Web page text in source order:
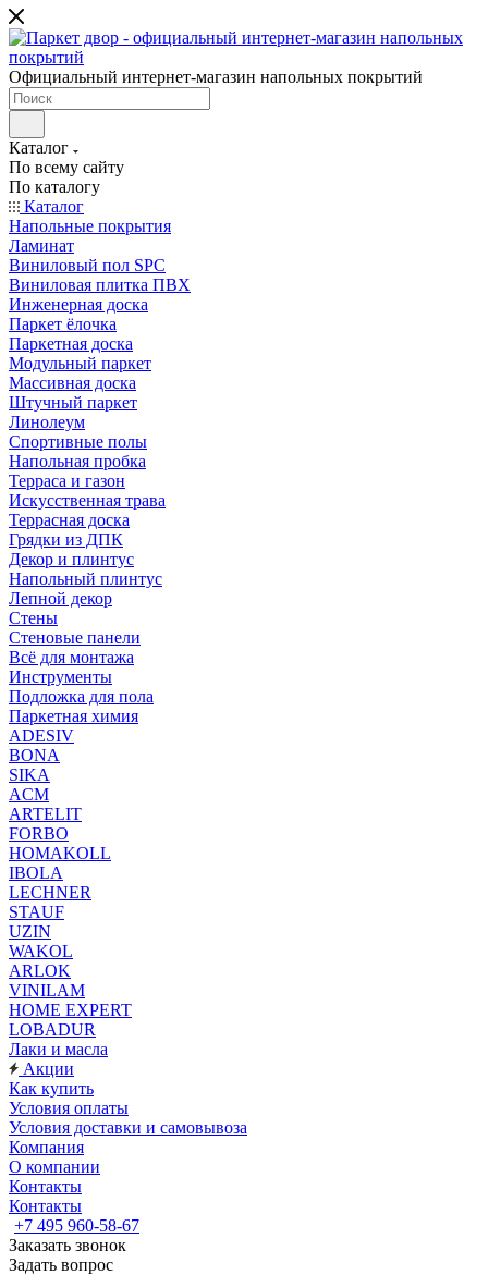
Официальный интернет-магазин напольных покрытий
Каталог
По всему сайту
По каталогу
Каталог
Напольные покрытия
Ламинат
Виниловый пол SPC
Виниловая плитка ПВХ
Инженерная доска
Паркет ёлочка
Паркетная доска
Модульный паркет
Массивная доска
Штучный паркет
Линолеум
Спортивные полы
Напольная пробка
Терраса и газон
Искусственная трава
Террасная доска
Грядки из ДПК
Декор и плинтус
Напольный плинтус
Лепной декор
Стены
Стеновые панели
Всё для монтажа
Инструменты
Подложка для пола
Паркетная химия
ADESIV
BONA
SIKA
ACM
ARTELIT
FORBO
HOMAKOLL
IBOLA
LECHNER
STAUF
UZIN
WAKOL
ARLOK
VINILAM
HOME EXPERT
LOBADUR
Лаки и масла
Акции
Как купить
Условия оплаты
Условия доставки и самовывоза
Компания
О компании
Контакты
Контакты
+7 495 960-58-67
Заказать звонок
Задать вопрос